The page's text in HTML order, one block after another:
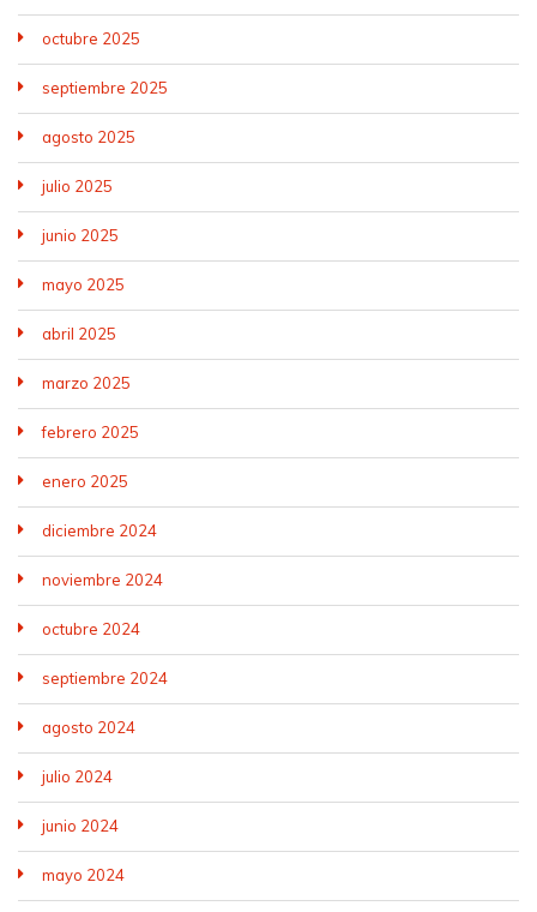
octubre 2025
septiembre 2025
agosto 2025
julio 2025
junio 2025
mayo 2025
abril 2025
marzo 2025
febrero 2025
enero 2025
diciembre 2024
noviembre 2024
octubre 2024
septiembre 2024
agosto 2024
julio 2024
junio 2024
mayo 2024